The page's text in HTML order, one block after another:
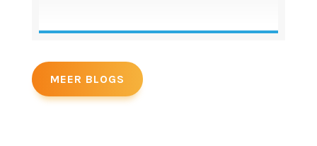
MEER BLOGS